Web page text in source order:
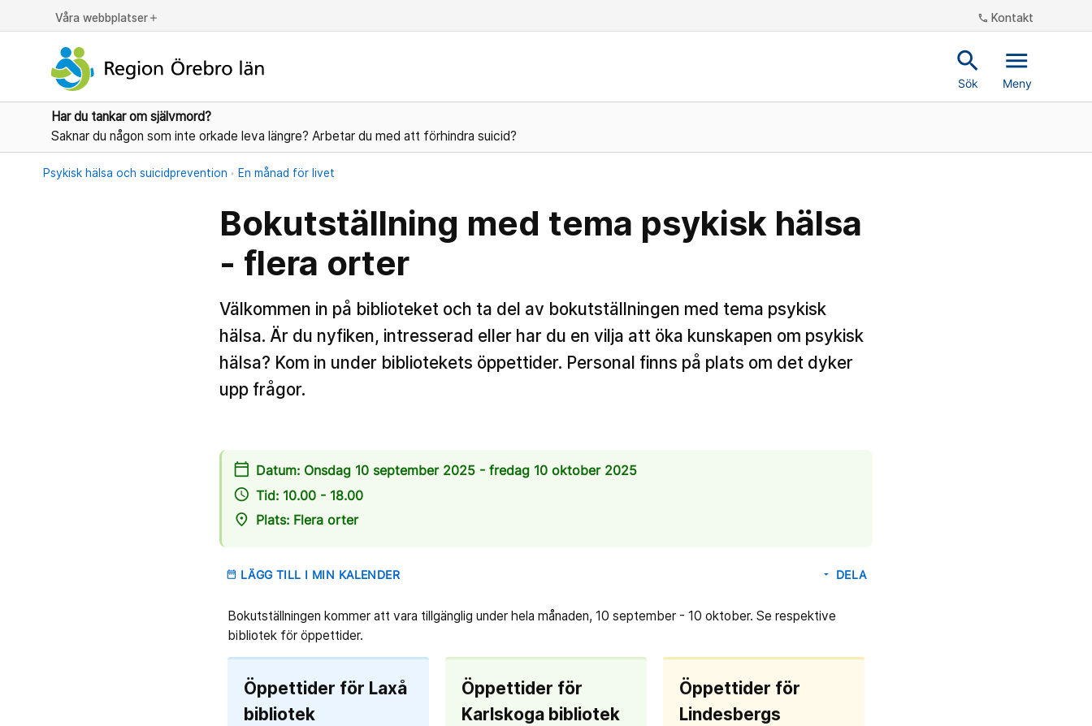
Våra webbplatser add phone Kontakt
search
Sök
menu
Meny
Har du tankar om självmord?
Saknar du någon som inte orkade leva längre? Arbetar du med att förhindra suicid?
Psykisk hälsa och suicidprevention En månad för livet
Bokutställning med tema psykisk hälsa
- flera orter
Välkommen in på biblioteket och ta del av bokutställningen med tema psykisk
hälsa. Är du nyfiken, intresserad eller har du en vilja att öka kunskapen om psykisk
hälsa? Kom in under bibliotekets öppettider. Personal finns på plats om det dyker
upp frågor.
calendar_today Datum: Onsdag 10 september 2025 - fredag 10 oktober 2025
access_time Tid: 10.00 - 18.00
place Plats: Flera orter
date_range LÄGG TILL I MIN KALENDER arrow_drop_down DELA
Bokutställningen kommer att vara tillgänglig under hela månaden, 10 september - 10 oktober. Se respektive
bibliotek för öppettider.
Öppettider för Laxå
bibliotek
Öppettider för
Karlskoga bibliotek
Öppettider för
Lindesbergs